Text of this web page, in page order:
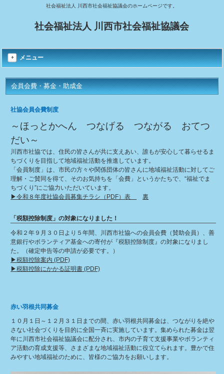
社会福祉法人 川西市社会福祉協議会のホームページです。
社会福祉法人 川西市社会福祉協議会
メニュー
会員会費・募金・助成金
社協会員会費制度
～ほっとかへん つなげる つながる おてつ
だい～
川西市社協では、住民の皆さんが共に支えあい、誰もが安心して暮らせるま
ちづくりを目指して地域福祉活動を推進しています。
「会員制度」は、市民の方々や関係団体の皆さんに地域福祉活動に対してご
理解・ご賛同を得て、そのお気持ちを「会費」というかたちで、“福祉でま
ちづくり”にご協力いただいています。
▶︎令和８年度社協会員募集チラシ（PDF）表
裏
「税額控除制度」の対象になりました！
令和２年９月３０日より５年間、川西市社協への会員会費（賛助会員）、善
意銀行やボランティア基金への寄付が『税額控除制度』の対象になりまし
た。（確定申告等の申請が必要です。）
▶︎税額控除案内 (PDF)
▶︎税額控除にかかる証明書 (PDF)
赤い羽根共同募金
１０月１日～１２月３１日までの間、赤い羽根共同募金は、つながりを絶や
さない社会づくりを目的に全国一斉に実施しています。集められた募金は翌
年に川西市社会福祉協議会に配分され、市内の子育て支援事業やボランティ
ア活動の育成支援等、さまざまな地域福祉活動に役立てられます。豊かで住
みやすい地域福祉のために、皆様のご協力をお願いします。